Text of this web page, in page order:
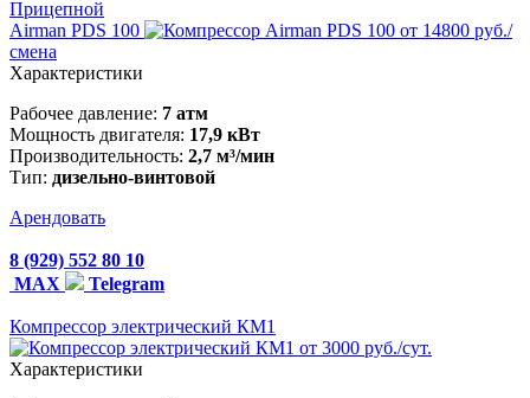
Прицепной
Airman PDS 100
от 14800 руб./
смена
Характеристики
Рабочее давление: 7 атм
Мощность двигателя: 17,9 кВт
Производительность: 2,7 м³/мин
Тип: дизельно-винтовой
Арендовать
8 (929) 552 80 10
MAX
Telegram
Компрессор электрический КМ1
от 3000 руб./сут.
Характеристики